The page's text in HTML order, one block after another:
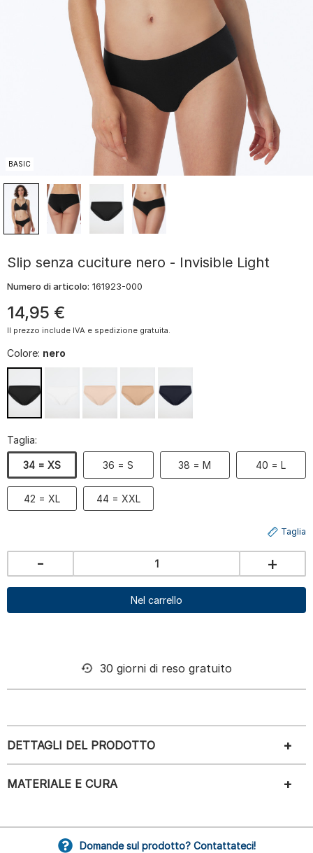
BASIC
Slip senza cuciture nero - Invisible Light
Numero di articolo: 161923-000
14,95 €
Il prezzo include IVA e spedizione gratuita.
Colore: nero
Taglia:
34 = XS 36 = S 38 = M 40 = L
42 = XL 44 = XXL
Taglia
- +
Nel carrello
30 giorni di reso gratuito
DETTAGLI DEL PRODOTTO
MATERIALE E CURA
Domande sul prodotto? Contattateci!